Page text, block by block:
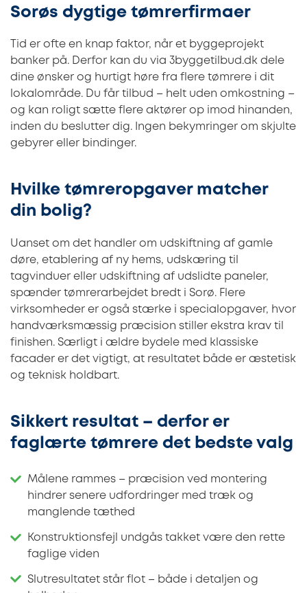
Sorøs dygtige tømrerfirmaer
Tid er ofte en knap faktor, når et byggeprojekt
banker på. Derfor kan du via 3byggetilbud.dk dele
dine ønsker og hurtigt høre fra flere tømrere i dit
lokalområde. Du får tilbud – helt uden omkostning –
og kan roligt sætte flere aktører op imod hinanden,
inden du beslutter dig. Ingen bekymringer om skjulte
gebyrer eller bindinger.
Hvilke tømreropgaver matcher
din bolig?
Uanset om det handler om udskiftning af gamle
døre, etablering af ny hems, udskæring til
tagvinduer eller udskiftning af udslidte paneler,
spænder tømrerarbejdet bredt i Sorø. Flere
virksomheder er også stærke i specialopgaver, hvor
handværksmæssig præcision stiller ekstra krav til
finishen. Særligt i ældre bydele med klassiske
facader er det vigtigt, at resultatet både er æstetisk
og teknisk holdbart.
Sikkert resultat – derfor er
faglærte tømrere det bedste valg
Målene rammes – præcision ved montering
hindrer senere udfordringer med træk og
manglende tæthed
Konstruktionsfejl undgås takket være den rette
faglige viden
Slutresultatet står flot – både i detaljen og